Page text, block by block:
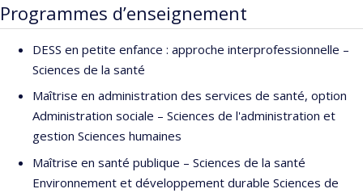
Recherche Interdisciplinaire en Santé depuis 2001.
Ses intérêts de recherche portent sur la gouverne et la
transformation des organisations de la santé. De façon plus
professionnelles associées à la transformation des organisations
de santé, les dynamiques associées aux fusions
d‘établissements et à la formation des réseaux des services
intégrés, les effets structurant des NTIC dans la transformation
des processus des soins et services et sur les dynamiques
Programmes d’enseignement
DESS en petite enfance : approche interprofessionnelle –
Sciences de la santé
Maîtrise en administration des services de santé, option
Administration sociale – Sciences de l'administration et
gestion Sciences humaines
Maîtrise en santé publique – Sciences de la santé
Environnement et développement durable Sciences de